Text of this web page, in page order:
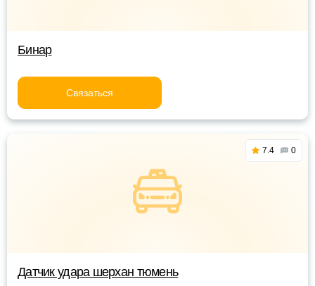
Бинар
Связаться
7.4 0
Датчик удара шерхан тюмень